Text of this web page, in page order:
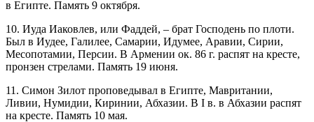
в Египте. Память 9 октября.
10. Иуда Иаковлев, или Фаддей, – брат Господень по плоти.
Был в Иудее, Галилее, Самарии, Идумее, Аравии, Сирии,
Месопотамии, Персии. В Армении ок. 86 г. распят на кресте,
пронзен стрелами. Память 19 июня.
11. Симон Зилот проповедывал в Египте, Мавритании,
Ливии, Нумидии, Киринии, Абхазии. В I в. в Абхазии распят
на кресте. Память 10 мая.